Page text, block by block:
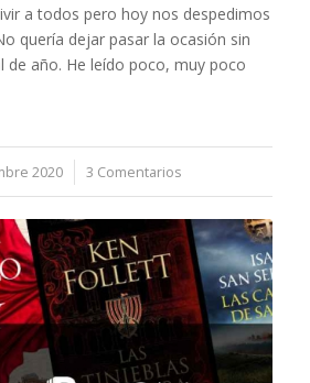
a todos pero hoy nos despedimos
quería dejar pasar la ocasión sin
de año. He leído poco, muy poco
2020
/ 3 Comentarios